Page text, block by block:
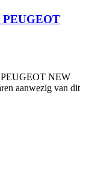
NEW
aanwezig van dit